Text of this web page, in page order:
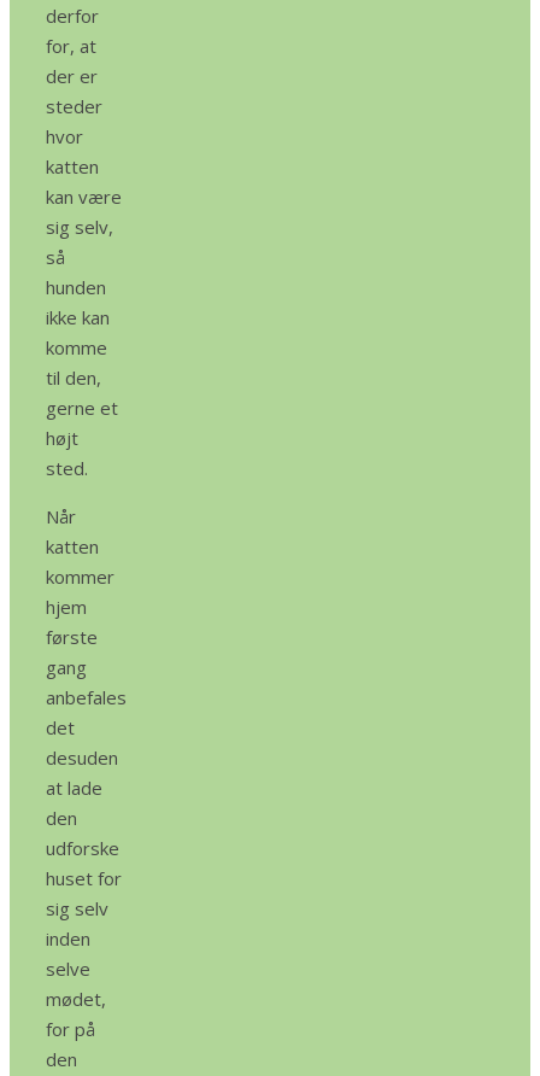
derfor
for, at
der er
steder
hvor
katten
kan være
sig selv,
så
hunden
ikke kan
komme
til den,
gerne et
højt
sted.
Når
katten
kommer
hjem
første
gang
anbefales
det
desuden
at lade
den
udforske
huset for
sig selv
inden
selve
mødet,
for på
den